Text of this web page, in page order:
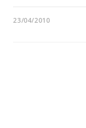
23/04/2010